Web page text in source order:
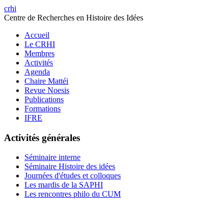
crhi
Centre de Recherches en Histoire des Idées
Accueil
Le CRHI
Membres
Activités
Agenda
Chaire Mattéi
Revue Noesis
Publications
Formations
IFRE
Activités générales
Séminaire interne
Séminaire Histoire des idées
Journées d'études et colloques
Les mardis de la SAPHI
Les rencontres philo du CUM